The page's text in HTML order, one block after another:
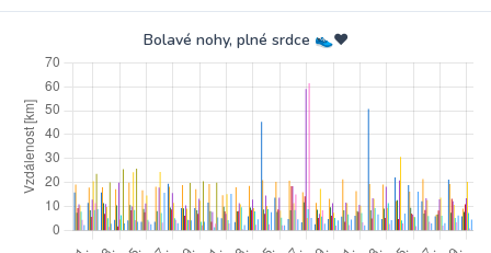
Bolavé nohy, plné srdce 👟♥️